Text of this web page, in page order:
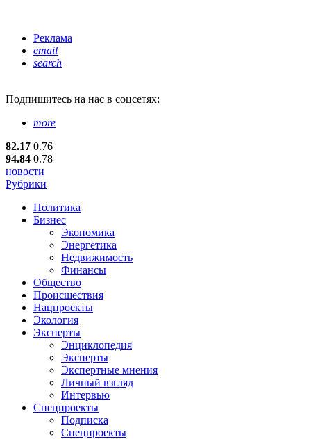
Реклама
email
search
Подпишитесь на нас в соцсетях:
more
82.17 0.76
94.84 0.78
новости
Рубрики
Политика
Бизнес
Экономика
Энергетика
Недвижимость
Финансы
Общество
Происшествия
Нацпроекты
Экология
Эксперты
Энциклопедия
Эксперты
Экспертные мнения
Личный взгляд
Интервью
Спецпроекты
Подписка
Спецпроекты